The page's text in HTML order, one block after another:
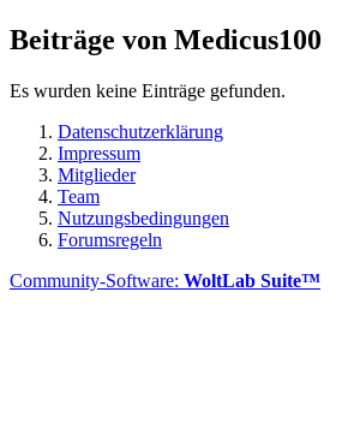
Beiträge von Medicus100
Es wurden keine Einträge gefunden.
Datenschutzerklärung
Impressum
Mitglieder
Team
Nutzungsbedingungen
Forumsregeln
Community-Software: WoltLab Suite™